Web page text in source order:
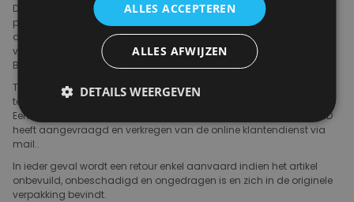
De klant kan ook het artikel binnen de veertien kalenderdagen per
post terugzenden. Het artikel dient dan te worden verpakt in de
originele verzenddoos en samen met het retourformulier te worden
verzonden aan volgend retouradres : NORDIC RETAIL AGENCIES
BVBA, Ijzerenwaag 10-12, 2000 Antwerpen, België.
Terugzending is altijd op de kosten van de klant. Ook voor
terugzending vanuit het buitenland draagt de klant zelf de kosten.
Een terugzending kan enkel gebeuren nadat de koper een retour-ID
heeft aangevraagd en verkregen van de online klantendienst via
mail..
In ieder geval wordt een retour enkel aanvaard indien het artikel
onbevuild, onbeschadigd en ongedragen is en zich in de originele
verpakking bevindt.
ALLES ACCEPTEREN
ALLES AFWIJZEN
DETAILS WEERGEVEN